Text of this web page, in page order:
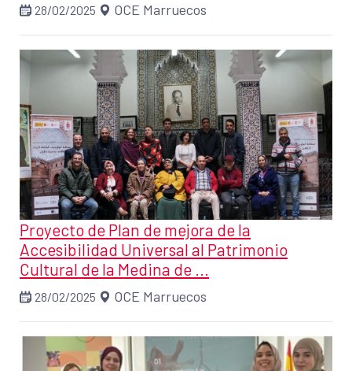
28/02/2025 OCE Marruecos
Proyecto de Plan de mejora de la
Accesibilidad Universal al Patrimonio
Cultural de la Medina de ...
28/02/2025 OCE Marruecos